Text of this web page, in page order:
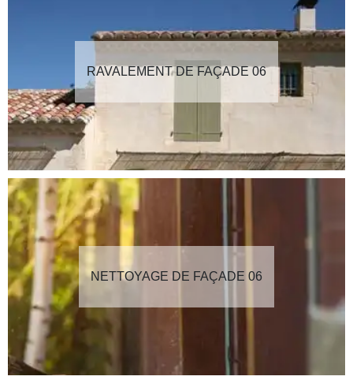
RAVALEMENT DE FAÇADE 06
NETTOYAGE DE FAÇADE 06